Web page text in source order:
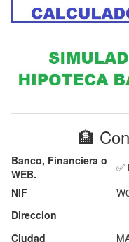
🏦
Banco, Financiera o
WEB.
✅
NIF
Direccion
Ciudad